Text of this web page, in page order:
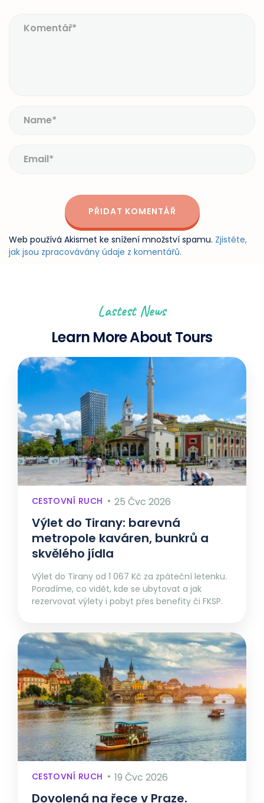
Web používá Akismet ke snížení množství spamu. Zjistěte,
jak jsou zpracovávány údaje z komentářů.
Lastest News
Learn More About Tours
CESTOVNÍ RUCH 25 Čvc 2026
Výlet do Tirany: barevná
metropole kaváren, bunkrů a
skvělého jídla
Výlet do Tirany od 1 067 Kč za zpáteční letenku.
Poradíme, co vidět, kde se ubytovat a jak
rezervovat výlety i pobyt přes benefity či FKSP.
CESTOVNÍ RUCH 19 Čvc 2026
Dovolená na řece v Praze.